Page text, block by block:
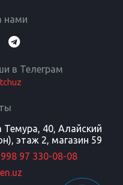
нами
в Телеграм
Темура, 40, Алайский
этаж 2, магазин 59
97 330-08-08